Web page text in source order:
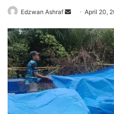
Edzwan Ashraf
n
d
a
n
e
m
April 20,